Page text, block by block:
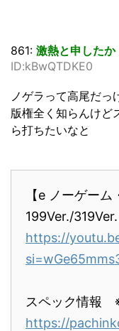
861: 激熱と申したか
ID:kBwQTDKE0
ノゲラって高尾だっ
版権全く知らんけど
ら打ちたいなと
【e ノーゲー
199Ver./
https://
スペック情報
https://